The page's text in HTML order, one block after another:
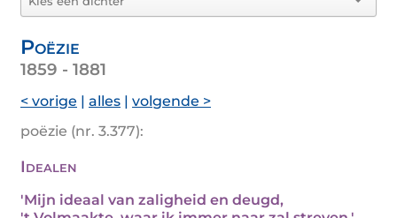
Poëzie
1859 - 1881
< vorige | alles | volgende >
poëzie (nr. 3.377):
Idealen
'Mijn ideaal van zaligheid en deugd,